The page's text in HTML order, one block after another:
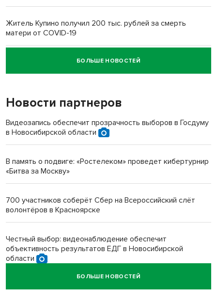
Житель Купино получил 200 тыс. рублей за смерть
матери от COVID-19
Новосибирский суд наказал водителя за смерть
пенсионерки на вокзале
«Мы живём на пастбище!»: в новосибирском селе лошади
терроризируют жителей
Инвалид получил условный срок за избиение врачей
БОЛЬШЕ НОВОСТЕЙ
Новости партнеров
Видеозапись обеспечит прозрачность выборов в Госдуму
в Новосибирской области
В память о подвиге: «Ростелеком» проведет кибертурнир
«Битва за Москву»
700 участников соберёт Сбер на Всероссийский слёт
волонтёров в Красноярске
Честный выбор: видеонаблюдение обеспечит
объективность результатов ЕДГ в Новосибирской
области
Кибертанки пошли в бой: «Ростелеком» объявляет
БОЛЬШЕ НОВОСТЕЙ